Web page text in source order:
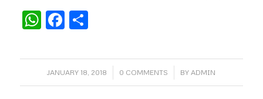
WhatsApp
Facebook
Share
JANUARY 18, 2018
/ 0 COMMENTS
/ BY ADMIN